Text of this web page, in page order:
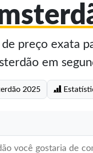
preço exata
em
2025